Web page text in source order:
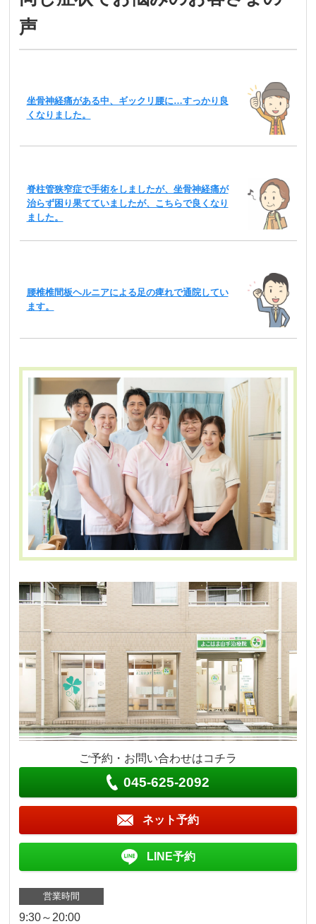
声
坐骨神経痛がある中、ギックリ腰に…すっかり良
くなりました。
脊柱管狭窄症で手術をしましたが、坐骨神経痛が
治らず困り果てていましたが、こちらで良くなり
ました。
腰椎椎間板ヘルニアによる足の痺れで通院してい
ます。
ご予約・お問い合わせはコチラ
045-625-2092
ネット予約
LINE予約
営業時間
9:30～20:00